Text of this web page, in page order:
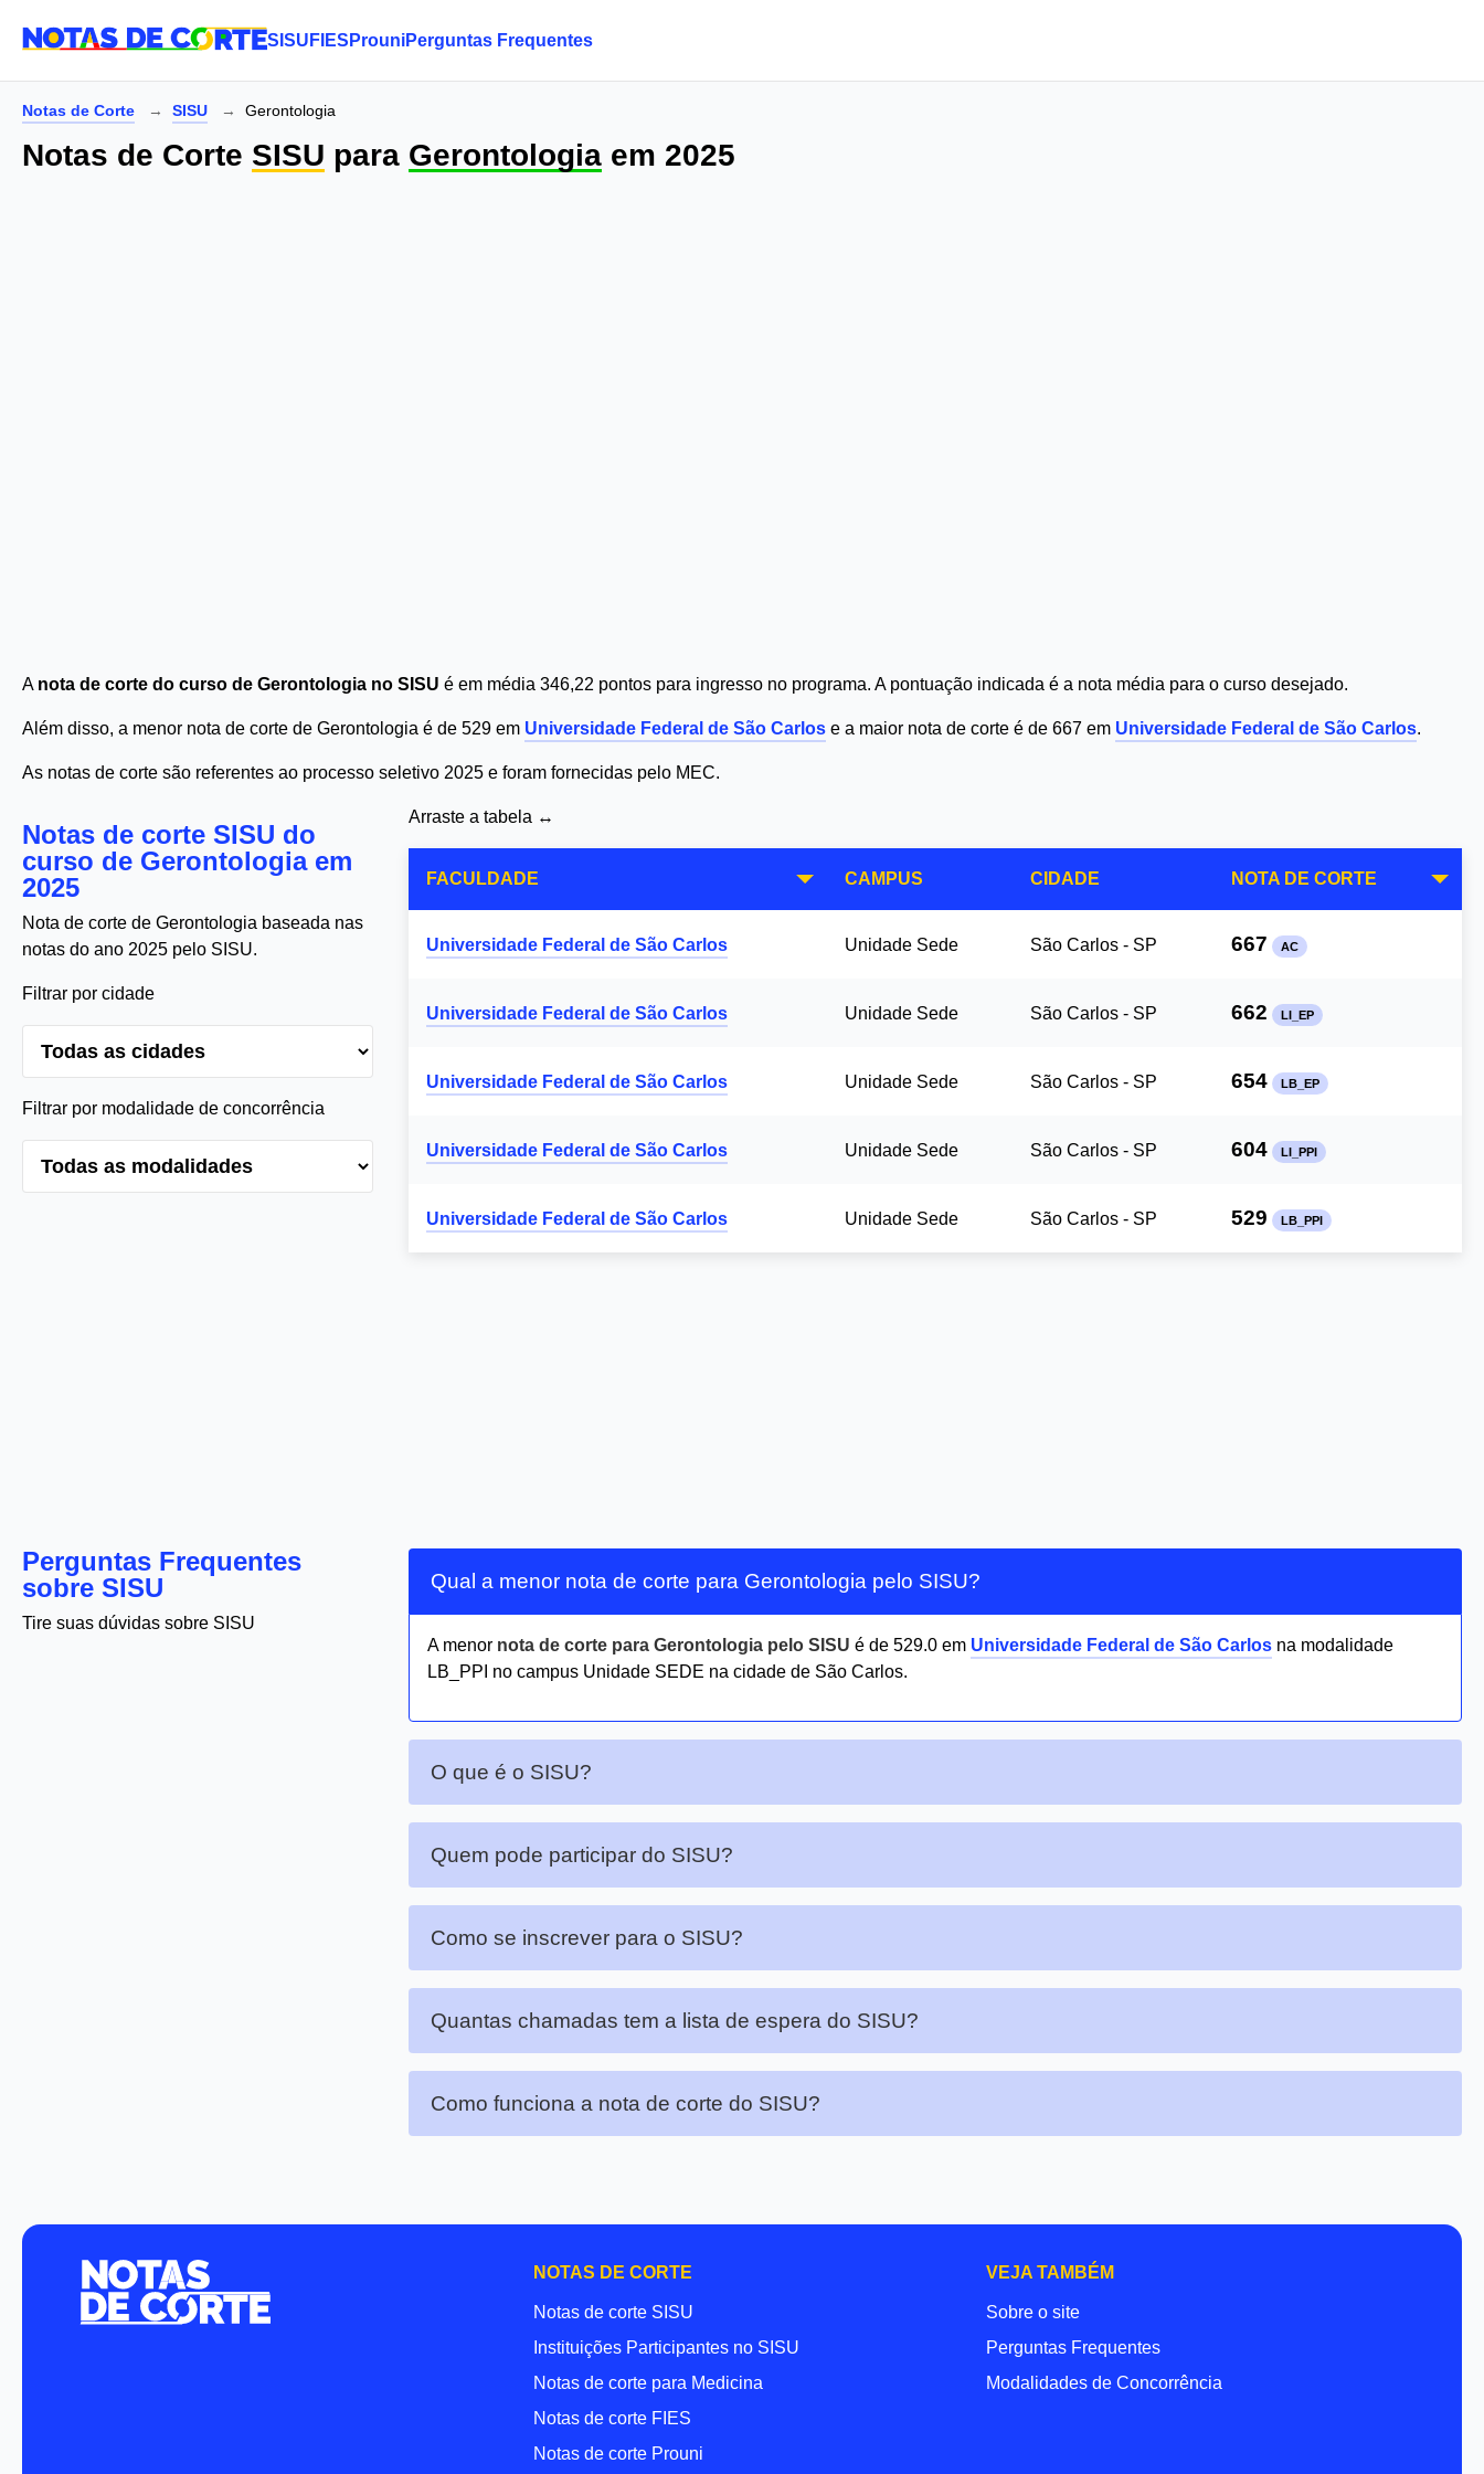
SISU FIES ProuniPerguntas Frequentes
Notas de Corte SISU Gerontologia
Notas de Corte SISU para Gerontologia em 2025
A nota de corte do curso de Gerontologia no SISU é em média 346,22 pontos para ingresso no programa. A pontuação indicada é a nota média para o curso desejado.
Além disso, a menor nota de corte de Gerontologia é de 529 em Universidade Federal de São Carlos e a maior nota de corte é de 667 em Universidade Federal de São Carlos.
As notas de corte são referentes ao processo seletivo 2025 e foram fornecidas pelo MEC.
Notas de corte SISU do
curso de Gerontologia em
2025
Nota de corte de Gerontologia baseada nas
notas do ano 2025 pelo SISU.
Filtrar por cidade
Filtrar por modalidade de concorrência
Arraste a tabela ↔
FACULDADE CAMPUS CIDADE NOTA DE CORTE
Universidade Federal de São Carlos Unidade Sede São Carlos - SP 667 AC
Universidade Federal de São Carlos Unidade Sede São Carlos - SP 662 LI_EP
Universidade Federal de São Carlos Unidade Sede São Carlos - SP 654 LB_EP
Universidade Federal de São Carlos Unidade Sede São Carlos - SP 604 LI_PPI
Universidade Federal de São Carlos Unidade Sede São Carlos - SP 529 LB_PPI
Perguntas Frequentes
sobre SISU
Tire suas dúvidas sobre SISU
Qual a menor nota de corte para Gerontologia pelo SISU?
A menor nota de corte para Gerontologia pelo SISU é de 529.0 em Universidade Federal de São Carlos na modalidade
LB_PPI no campus Unidade SEDE na cidade de São Carlos.
O que é o SISU?
Quem pode participar do SISU?
Como se inscrever para o SISU?
Quantas chamadas tem a lista de espera do SISU?
Como funciona a nota de corte do SISU?
NOTAS DE CORTE
Notas de corte SISU
Instituições Participantes no SISU
Notas de corte para Medicina
Notas de corte FIES
Notas de corte Prouni
VEJA TAMBÉM
Sobre o site
Perguntas Frequentes
Modalidades de Concorrência